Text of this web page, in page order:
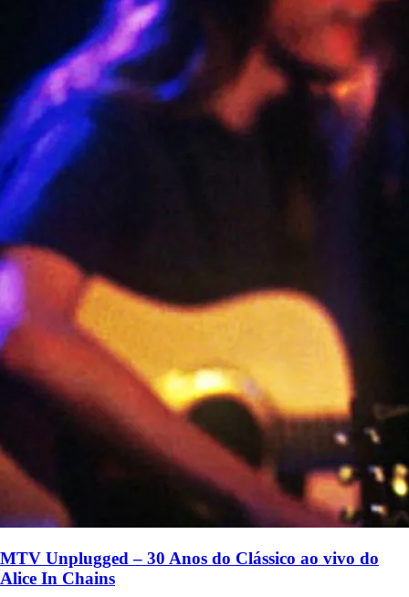
MTV Unplugged – 30 Anos do Clássico ao vivo do
Alice In Chains